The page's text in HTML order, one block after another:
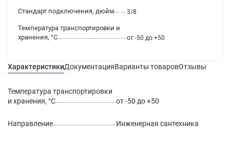
Температура транспортировки и
хранения, °С
от -50 до +50
Стандарт подключения, дюйм 3/8
ХарактеристикиДокументацияВарианты товаровОтзывы
Температура транспортировки
и хранения, °С
от -50 до +50
Направление Инженерная сантехника